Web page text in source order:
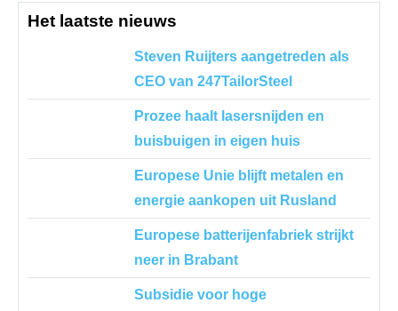
Het laatste nieuws
Steven Ruijters aangetreden als
CEO van 247TailorSteel
Prozee haalt lasersnijden en
buisbuigen in eigen huis
Europese Unie blijft metalen en
energie aankopen uit Rusland
Europese batterijenfabriek strijkt
neer in Brabant
Subsidie voor hoge